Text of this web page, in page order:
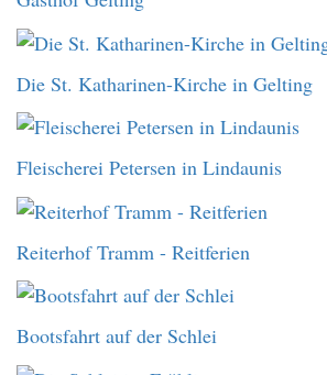
Die St. Katharinen-Kirche in Gelting
Fleischerei Petersen in Lindaunis
Reiterhof Tramm - Reitferien
Bootsfahrt auf der Schlei